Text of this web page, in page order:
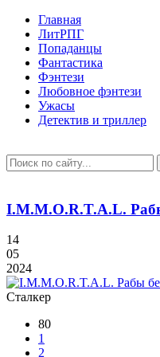
Главная
ЛитРПГ
Попаданцы
Фантастика
Фэнтези
Любовное фэнтези
Ужасы
Детектив и триллер
I.M.M.O.R.T.A.L.
14
05
2024
Сталкер
80
1
2